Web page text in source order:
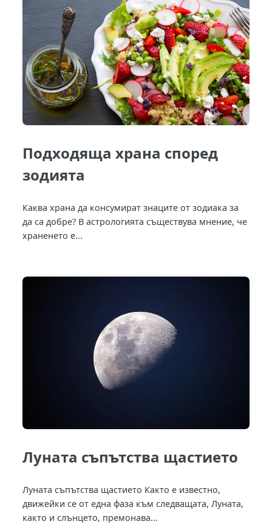
Подходяща храна според
зодията
Каква храна да консумират знаците от зодиака за
да са добре? В астрологията съществува мнение, че
храненето е...
Луната съпътства щастието
Луната съпътства щастието Както е известно,
движейки се от една фаза към следващата, Луната,
както и слънцето, премонава...